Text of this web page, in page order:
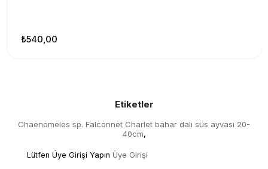
₺540,00
Etiketler
Chaenomeles sp. Falconnet Charlet bahar dalı süs ayvası 20-
40cm,
Lütfen Üye Girişi Yapın Üye Girişi